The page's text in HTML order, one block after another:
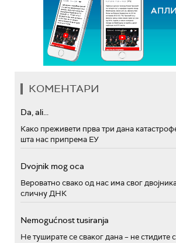
КОМЕНТАРИ
Da, ali...
Како преживети прва три дана
шта нас припрема ЕУ
Dvojnik mog oca
Вероватно свако од нас има свог
сличну ДНК
Nemogućnost tusiranja
Не туширате се сваког дана – не стидите